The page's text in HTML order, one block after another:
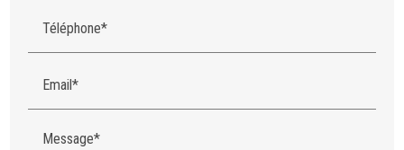
Téléphone*
Email*
Message*